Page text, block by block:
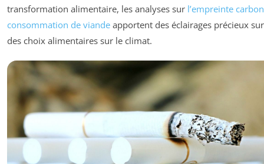
transformation alimentaire, les analyses sur l’empreinte
consommation de viande apportent des éclairages précieux
des choix alimentaires sur le climat.